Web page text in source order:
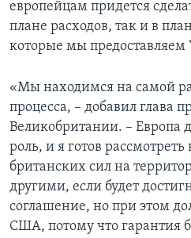
европейцам придется
плане расходов, так и в
которые мы предоставляем
«Мы находимся на самой
процесса, – добавил глава
Великобритании. – Европа
роль, и я готов
британских сил на
другими, если будет
соглашение, но при этом
США, потому что гарантия